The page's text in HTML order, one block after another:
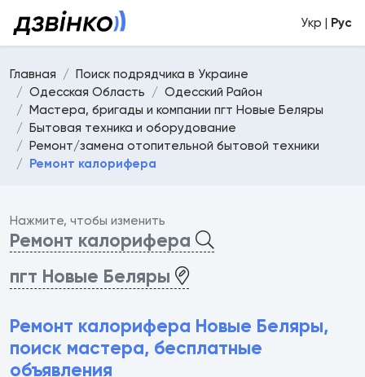
Укр | Рус
Главная
Поиск подрядчика в Украине
Одесская Область
Одесский Район
Мастера, бригады и компании пгт Новые Беляры
Бытовая техника и оборудование
Ремонт/замена отопительной бытовой техники
Ремонт калорифера
Нажмите, чтобы изменить
Ремонт калорифера
пгт Новые Беляры
Ремонт калорифера Новые Беляры,
поиск мастера, бесплатные
объявления